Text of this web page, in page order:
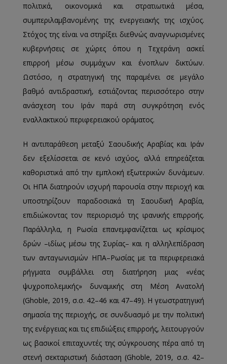
πολιτικά, οικονομικά και στρατιωτικά μέσα,
συμπεριλαμβανομένης της ενεργειακής της ισχύος.
Στόχος της είναι να στηρίξει διεθνώς αναγνωρισμένες
κυβερνήσεις σε χώρες όπου η Τεχεράνη ασκεί
επιρροή μέσω συμμάχων και ένοπλων δικτύων.
Ωστόσο, η στρατηγική της παραμένει σε μεγάλο
βαθμό αντιδραστική, εστιάζοντας περισσότερο στην
ανάσχεση του Ιράν παρά στη συγκρότηση ενός
εναλλακτικού περιφερειακού οράματος.
Η αντιπαράθεση μεταξύ Σαουδικής Αραβίας και Ιράν
δεν εξελίσσεται σε κενό ισχύος, αλλά επηρεάζεται
καθοριστικά από την εμπλοκή εξωτερικών δυνάμεων.
Οι ΗΠΑ διατηρούν ισχυρή παρουσία στην περιοχή και
υποστηρίζουν παραδοσιακά τη Σαουδική Αραβία,
επιδιώκοντας τον περιορισμό της ιρανικής επιρροής.
Παράλληλα, η Ρωσία επανεμφανίζεται ως κρίσιμος
δρών –ιδίως μέσω της Συρίας– και η αλληλεπίδραση
των ανταγωνισμών ΗΠΑ–Ρωσίας με τα περιφερειακά
ρήγματα συμβάλλει στη διατήρηση μιας «νέας
ψυχροπολεμικής» δυναμικής στη Μέση Ανατολή
(Ghoble, 2019, σ.σ. 42–46 και 47–49). Η γεωστρατηγική
σημασία της περιοχής, σε συνδυασμό με την πολιτική
της ενέργειας και τις επιδιώξεις επιρροής, λειτουργούν
ως βασικοί επιταχυντές της σύγκρουσης πέρα από τη
στενή σεκταριστική διάσταση (Ghoble, 2019, σ.σ. 42–